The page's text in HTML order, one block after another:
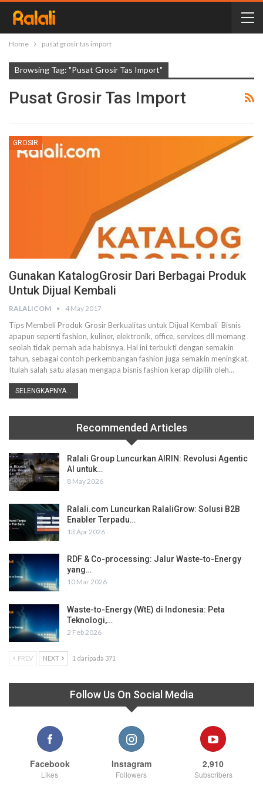
Home pusat grosir tas import
Browsing Tag: "pusat Grosir Tas Import"
Pusat Grosir Tas Import
GROSIR
Gunakan KatalogGrosir Dari Berbagai Produk
Untuk Dijual Kembali
RALALICOM 4 May 2017
Tips Membeli Produk Grosir Berkualitas untuk Dijual Kembali Bisnis
apapun seperti fashion, kuliner, elektronik, office, services dll memang
seolah tidak pernah ada habisnya. Hal ini terbukti dengan semakin
tahun, sebagai contoh perkembangan fashion juga semakin meningkat.
Itulah salah satu alasan mengapa bisnis fashion kerap dipilih oleh…
SELENGKAPNYA...
Recommended Articles
Ralali Group Luncurkan AIRIN: Revolusi Agentic
AI untuk…
8 May 2026
Ralali.com Luncurkan RalaliGrow: Solusi B2B
Enabler Terpadu…
13 Apr 2026
RDF & Co-processing: Jalur Waste-to-Energy
yang…
10 Mar 2026
Waste-to-Energy (WtE) di Indonesia: Peta
Teknologi,…
2 Feb 2026
PREV NEXT 1 daripada 371
Follow Us On Social Media
Facebook
Likes
Instagram
Followers
2,910
Subscribers